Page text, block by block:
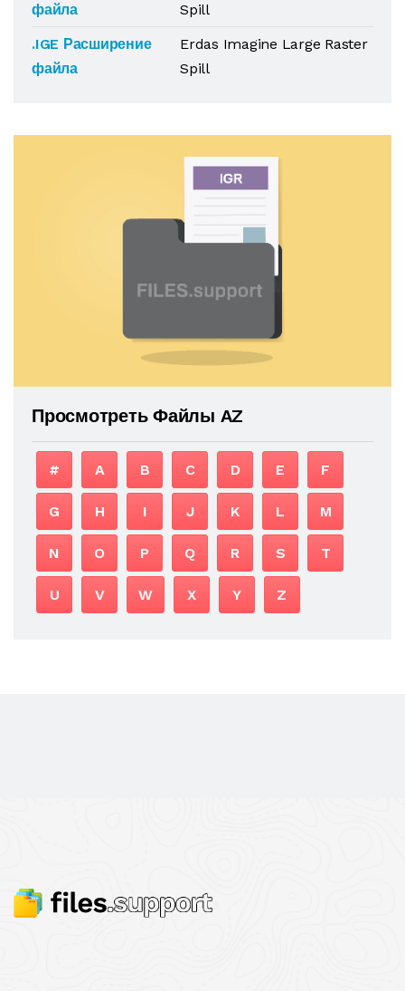
файла
Spill
.IGE Расширение
файла
Erdas Imagine Large Raster
Spill
Просмотреть Файлы AZ
# A B C D E F
G H I J K L M
N O P Q R S T
U V W X Y Z